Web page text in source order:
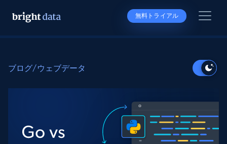
無料トライアル
ブログ/ウェブデータ